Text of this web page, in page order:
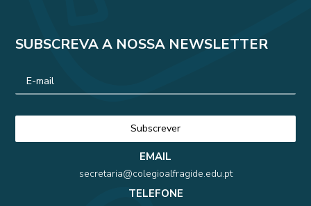
SUBSCREVA A NOSSA NEWSLETTER
EMAIL
secretaria@colegioalfragide.edu.pt
TELEFONE